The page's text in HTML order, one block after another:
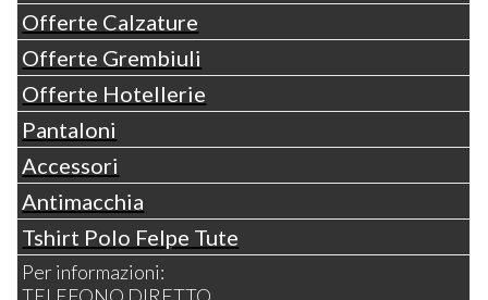
Offerte Calzature
Offerte Grembiuli
Offerte Hotellerie
Pantaloni
Accessori
Antimacchia
Tshirt Polo Felpe Tute
Per informazioni: